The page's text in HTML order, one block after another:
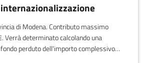
di Modena. Contributo massimo
Verrà determinato calcolando una
perduto dell'importo complessivo